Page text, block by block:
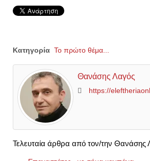
Κατηγορία Το πρώτο θέμα...
Θανάσης Λαγός
https://
Τελευταία άρθρα από τον/την Θανάσης